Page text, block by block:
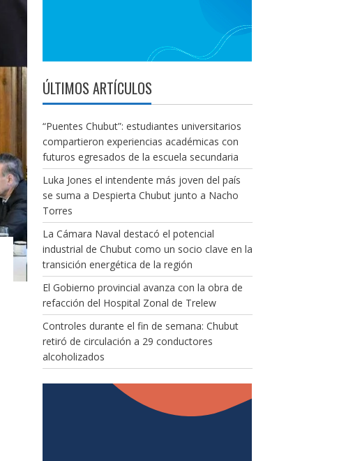
ÚLTIMOS ARTÍCULOS
“Puentes Chubut”: estudiantes universitarios
compartieron experiencias académicas con
futuros egresados de la escuela secundaria
Luka Jones el intendente más joven del país
se suma a Despierta Chubut junto a Nacho
Torres
La Cámara Naval destacó el potencial
industrial de Chubut como un socio clave en la
transición energética de la región
El Gobierno provincial avanza con la obra de
refacción del Hospital Zonal de Trelew
Controles durante el fin de semana: Chubut
retiró de circulación a 29 conductores
alcoholizados